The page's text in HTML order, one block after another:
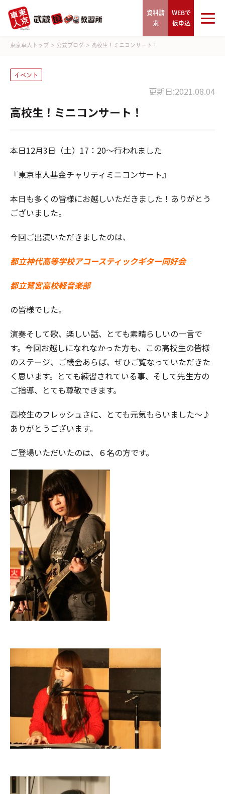
資料請
求
WEBで
仮申込
東京車人トップ > 公式ブログ > 高校生！ミニコンサート！
イベント
更新日:2021.08.04
高校生！ミニコンサート！
本日12月3日（土）17：20～行われました
『東京車人基金チャリティミニコンサート』
本日も多くの皆様にお越しいただきました！ありがとう
ございました。
今回ご出演いただきましたのは、
都立神代高等学校アコースティックギター同好会
都立鷺宮高校軽音楽部
の皆様でした。
演奏そして歌、楽しい話、とても素晴らしいの一言で
す。今回お越しになれなかった方も、この高校生の皆様
のステージ、ご機会あらば、ぜひご覧なっていただきた
く思います。とても練習されている事、そして先生方の
ご指導、とても尊敬できます。
高校生のフレッシュさに、とても元気もらいました～♪
ありがとうございます。
ご登場いただいたのは、６名の方です。